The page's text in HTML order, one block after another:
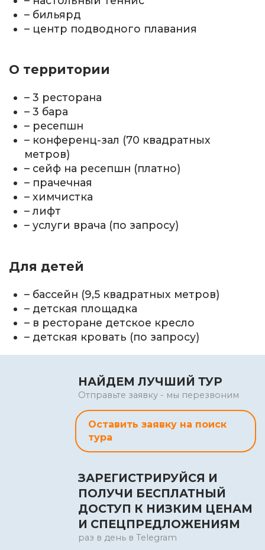
– бильярд
– центр подводного плавания
О территории
– 3 ресторана
– 3 бара
– ресепшн
– конференц-зал (70 квадратных
метров)
– сейф на ресепшн (платно)
– прачечная
– химчистка
– лифт
– услуги врача (по запросу)
Для детей
– бассейн (9,5 квадратных метров)
– детская площадка
– в ресторане детское кресло
– детская кровать (по запросу)
НАЙДЕМ ЛУЧШИЙ ТУР
Отправьте заявку - мы перезвоним
Оставить заявку на поиск
тура
ЗАРЕГИСТРИРУЙСЯ И
ПОЛУЧИ БЕСПЛАТНЫЙ
ДОСТУП К НИЗКИМ ЦЕНАМ
И СПЕЦПРЕДЛОЖЕНИЯМ
раз в день в Telegram